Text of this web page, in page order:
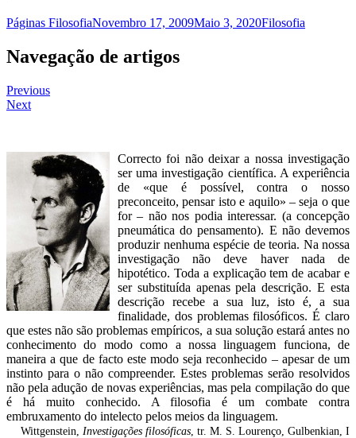
Páginas FilosofiaNovembro 17, 2009Maio 3, 2020Filosofia
Navegação de artigos
Previous
Next
Correcto foi não deixar a nossa investigação
ser uma investigação científica. A experiência
de «que é possível, contra o nosso
preconceito, pensar isto e aquilo» – seja o que
for – não nos podia interessar. (a concepção
pneumática do pensamento). E não devemos
produzir nenhuma espécie de teoria. Na nossa
investigação não deve haver nada de
hipotético. Toda a explicação tem de acabar e
ser substituída apenas pela descrição. E esta
descrição recebe a sua luz, isto é, a sua
finalidade, dos problemas filosóficos. É claro
que estes não são problemas empíricos, a sua solução estará antes no
conhecimento do modo como a nossa linguagem funciona, de
maneira a que de facto este modo seja reconhecido – apesar de um
instinto para o não compreender. Estes problemas serão resolvidos
não pela adução de novas experiências, mas pela compilação do que
é há muito conhecido. A filosofia é um combate contra
embruxamento do intelecto pelos meios da linguagem.
Wittgenstein, Investigações filosóficas , tr. M. S. Lourenço, Gulbenkian, I